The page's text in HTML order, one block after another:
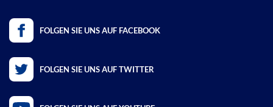
FOLGEN SIE UNS AUF FACEBOOK
FOLGEN SIE UNS AUF TWITTER